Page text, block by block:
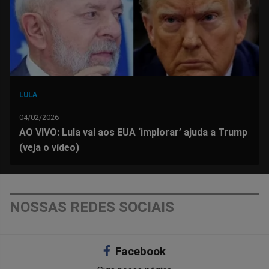
LULA
04/02/2026
AO VIVO: Lula vai aos EUA ‘implorar’ ajuda a Trump
(veja o vídeo)
NOSSAS REDES SOCIAIS
Facebook